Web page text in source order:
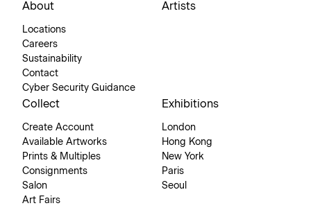
About
Locations
Careers
Sustainability
Contact
Cyber Security Guidance
Artists
Collect
Create Account
Available Artworks
Prints & Multiples
Consignments
Salon
Art Fairs
Exhibitions
London
Hong Kong
New York
Paris
Seoul